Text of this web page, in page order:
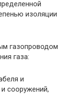
изоляции
газопроводом
газа:
и
сооружений,